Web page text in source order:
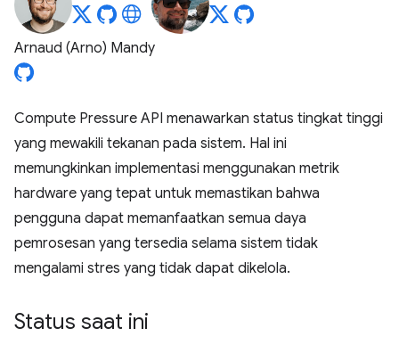
Arnaud (Arno) Mandy
Compute Pressure API menawarkan status tingkat tinggi
yang mewakili tekanan pada sistem. Hal ini
memungkinkan implementasi menggunakan metrik
hardware yang tepat untuk memastikan bahwa
pengguna dapat memanfaatkan semua daya
pemrosesan yang tersedia selama sistem tidak
mengalami stres yang tidak dapat dikelola.
Status saat ini